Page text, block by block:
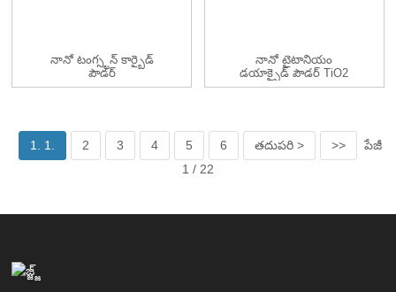
నానో టంగ్స్టన్ కార్బైడ్
పౌడర్
నానో టైటానియం
డయాక్సైడ్ పౌడర్ TiO2
నానోపౌడర్/na...
1. 1. 2 3 4 5 6 తదుపరి > >>
పేజీ
1 / 22